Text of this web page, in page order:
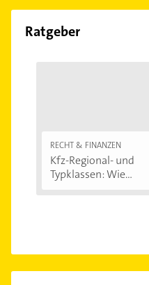
Ratgeber
RECHT & FINANZEN
Kfz-Regional- und
Typklassen: Wie...